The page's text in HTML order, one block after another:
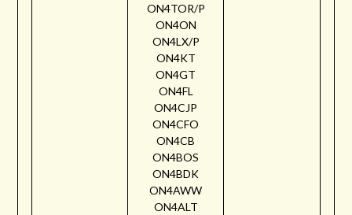
ON4TOR/P
ON4ON
ON4LX/P
ON4KT
ON4GT
ON4FL
ON4CJP
ON4CFO
ON4CB
ON4BOS
ON4BDK
ON4AWW
ON4ALT